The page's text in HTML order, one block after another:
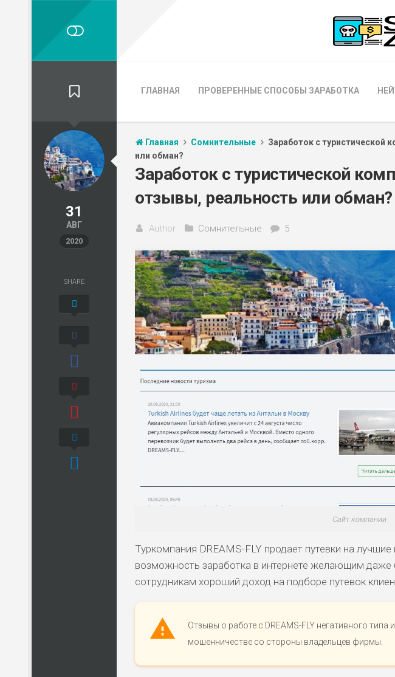
ГЛАВНАЯ ПРОВЕРЕННЫЕ СПОСОБЫ ЗАРАБОТКА
31
АВГ
2020
Главная Сомнительные
Заработок с туристической
или обман?
Заработок с туристической
отзывы, реальность или обман?
Author Сомнительные 5
Сайт компании
Туркомпания DREAMS-FLY продает путевки на
возможность заработка в интернете желающим
сотрудникам хороший доход на подборе путевок
Отзывы о работе с DREAMS-FLY негативного
мошенничестве со стороны владельцев фирмы.
SHARE